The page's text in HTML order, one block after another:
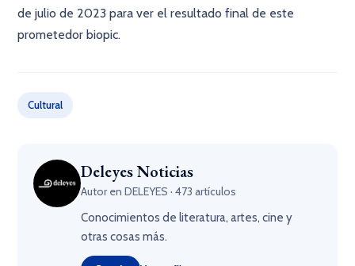
de julio de 2023 para ver el resultado final de este
prometedor biopic.
Cultural
Deleyes Noticias
Autor en DELEYES · 473 artículos
Conocimientos de literatura, artes, cine y
otras cosas más.